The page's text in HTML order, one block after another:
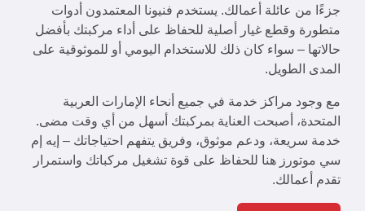
جزءًا من عائلة أعمالك. يستخدم فنيونا المعتمدون أدوات
متطورة وقطع غيار أصلية للحفاظ على أداء مركبتك بأفضل
حالاتها – سواء كان ذلك للاستخدام اليومي أو للموثوقية على
المدى الطويل.
مع وجود مراكز خدمة في جميع أنحاء الإمارات العربية
المتحدة، أصبحت العناية بمركبتك أسهل من أي وقت مضى.
خدمة سريعة، ودعم موثوق، وفريق يتفهم احتياجاتك – إيه إم
سي موتورز هنا للحفاظ على قوة تشغيل مركباتك واستمرار
تقدم أعمالك.